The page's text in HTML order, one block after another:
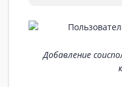
Добавление